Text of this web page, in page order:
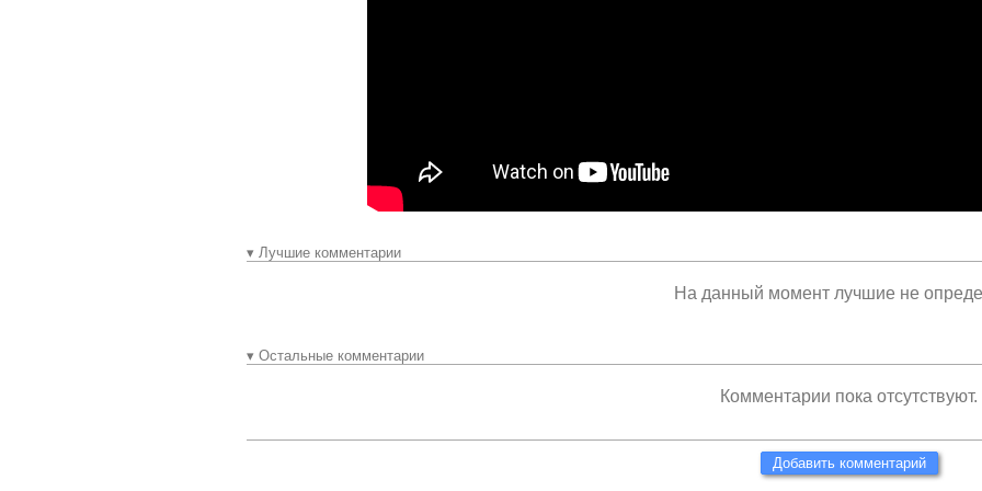
▾ Лучшие комментарии
На данный момент лучшие не
▾ Остальные комментарии
Комментарии пока отсутствуют.
Добавить комментарий